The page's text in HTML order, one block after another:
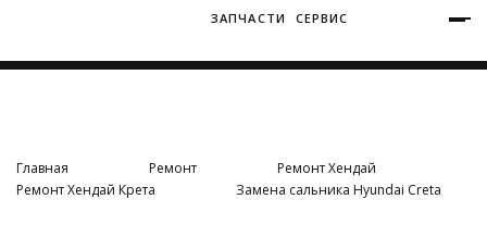
ЗАПЧАСТИ СЕРВИС
Главная Ремонт
Ремонт Хендай
Ремонт Хендай Крета
Замена сальника Hyundai Creta